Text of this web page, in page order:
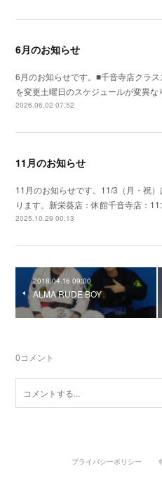
6月のお知らせ
6月のお知らせです。■千音寺店クラ
を変更土曜日のスケジュールが変異
2026.06.02 07:52
11月のお知らせ
11月のお知らせです。11/3（月・祝
ります。新栄葵店：休館千音寺店：
2025.10.29 00:13
2018.04.16 09:00
ALMA RUDE BOY
0コメント
プライバシーポリシー